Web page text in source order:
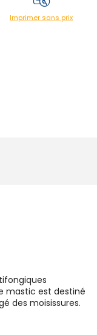
Imprimer sans prix
mastic est destiné
des moisissures.